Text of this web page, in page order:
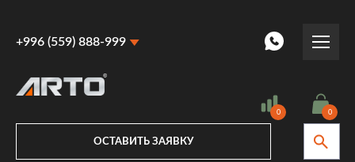
+996 (559) 888-999
+996 (559) 888-999
0 0
ОСТАВИТЬ ЗАЯВКУ